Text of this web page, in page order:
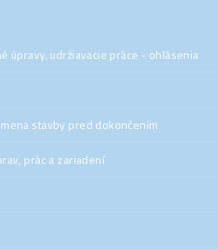
úpravy, udržiavacie práce - ohlásenia
stavby pred dokončením
prác a zariadení